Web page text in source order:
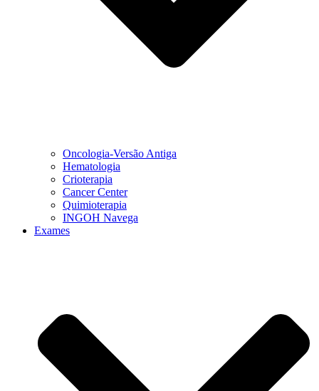
Oncologia-Versão Antiga
Hematologia
Crioterapia
Cancer Center
Quimioterapia
INGOH Navega
Exames